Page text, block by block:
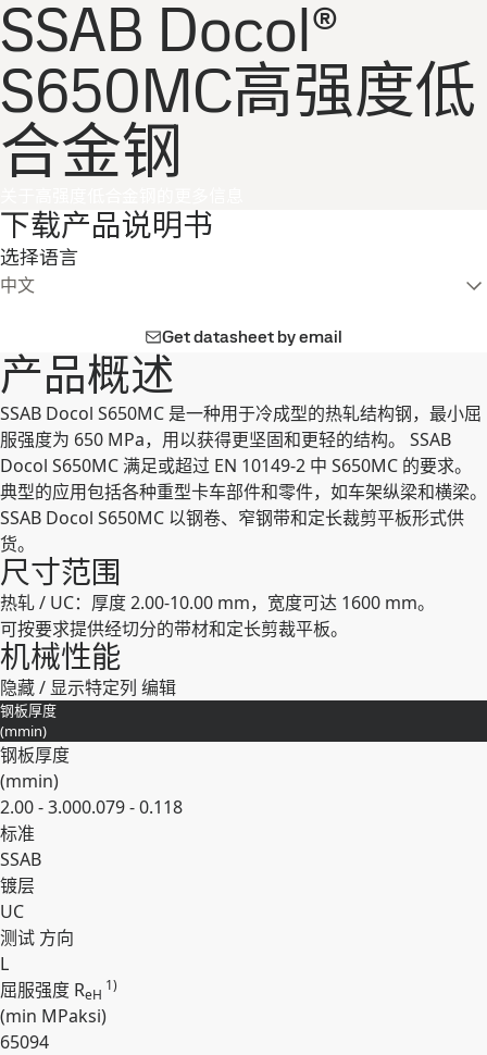
SSAB Docol®
S650MC高强度低
合金钢
下载产品说明书
选择语言
中文
Get datasheet by email
产品概述
SSAB Docol S650MC 是一种用于冷成型的热轧结构钢，最小屈
服强度为 650 MPa，用以获得更坚固和更轻的结构。 SSAB
Docol S650MC 满足或超过 EN 10149-2 中 S650MC 的要求。
典型的应用包括各种重型卡车部件和零件，如车架纵梁和横梁。
SSAB Docol S650MC 以钢卷、窄钢带和定长裁剪平板形式供
货。
尺寸范围
热轧 / UC：厚度 2.00-10.00 mm，宽度可达 1600 mm。
可按要求提供经切分的带材和定长剪裁平板。
机械性能
隐藏 / 显示特定列 编辑
钢板厚度
(mmin)
钢板厚度
(mmin)
2.00 - 3.000.079 - 0.118
标准
SSAB
镀层
UC
测试 ⽅向
L
屈服强度 ReH
1)
(min MPaksi)
65094